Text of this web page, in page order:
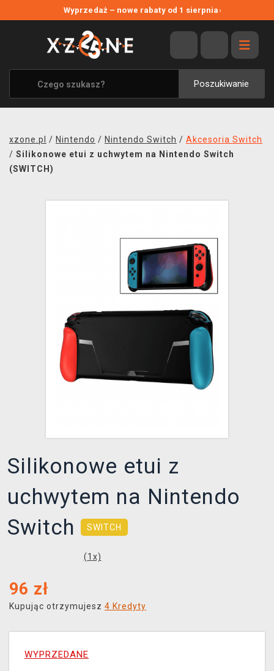
Wyprzedaż – nowe rabaty od 1 sierpnia›
Poszukiwanie
WYPRZEDAŻ
WSZYSTKIE MARKI
XZONE ORIGINALS
UBRANIA I AKCESORIA
SOUNDTRACKI
xzone.pl / Nintendo / Nintendo Switch / Akcesoria Switch
/ Silikonowe etui z uchwytem na Nintendo Switch
(SWITCH)
Silikonowe etui z
uchwytem na Nintendo
Switch
SWITCH
(1 x)
96 zł
Kupując otrzymujesz 4 Kredyty
WYPRZEDANE